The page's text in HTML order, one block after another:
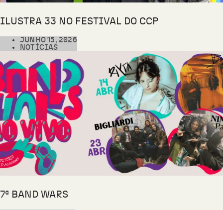
ILUSTRA 33 NO FESTIVAL DO CCP
JUNHO 15, 2026
NOTÍCIAS
7ª BAND WARS